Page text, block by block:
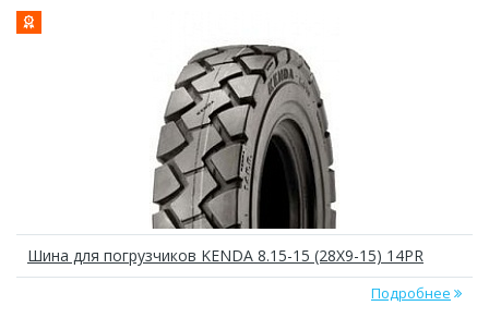
Шина для погрузчиков KENDA 8.15-15 (28X9-15) 14PR
Подробнее